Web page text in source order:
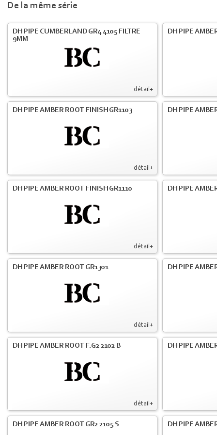
De la même série
détail+
DH PIPE CUMBERLAND GR4 4105 FILTRE
9MM
DH PIPE
détail+
DH PIPE AMBER ROOT FINISH GR1103 DH PIPE
détail+
DH PIPE AMBER ROOT FINISH GR1110 DH PIPE
détail+
DH PIPE AMBER ROOT GR1301 DH PIPE
détail+
DH PIPE AMBER ROOT F.G2 2102 B DH PIPE
DH PIPE AMBER ROOT GR2 2105 S DH PIPE